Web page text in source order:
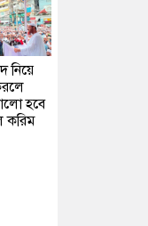
নিয়ে
হবে
করিম